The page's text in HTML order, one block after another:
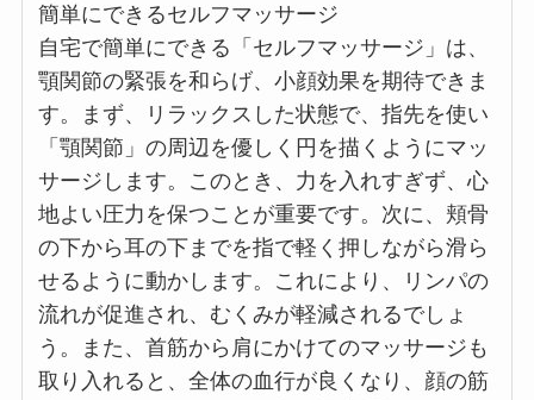
簡単にできるセルフマッサージ
自宅で簡単にできる「セルフマッサージ」は、
顎関節の緊張を和らげ、小顔効果を期待できま
す。まず、リラックスした状態で、指先を使い
「顎関節」の周辺を優しく円を描くようにマッ
サージします。このとき、力を入れすぎず、心
地よい圧力を保つことが重要です。次に、頬骨
の下から耳の下までを指で軽く押しながら滑ら
せるように動かします。これにより、リンパの
流れが促進され、むくみが軽減されるでしょ
う。また、首筋から肩にかけてのマッサージも
取り入れると、全体の血行が良くなり、顔の筋